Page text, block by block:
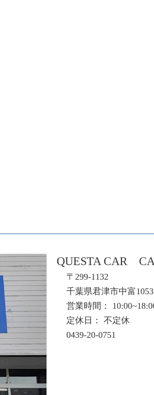
QUESTA CAR
〒299-1132
千葉県君津市中富
営業時間：
定休日： 不定休
0439-20-0751